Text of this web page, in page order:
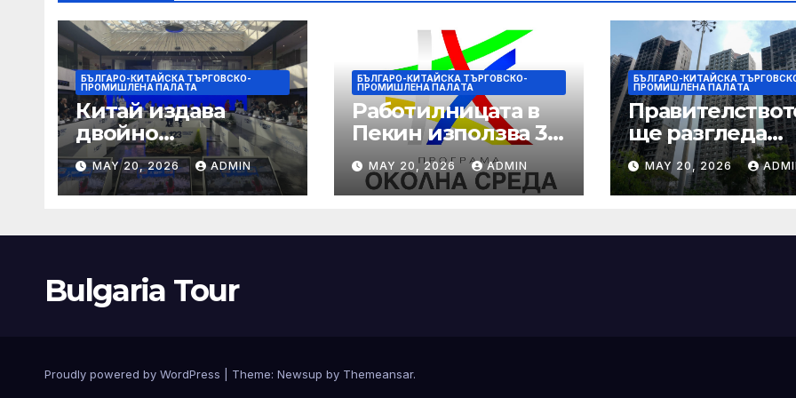
БЪЛГАРО-КИТАЙСКА ТЪРГОВСКО-
ПРОМИШЛЕНА ПАЛAТА
Китай издава
двойно
предупреждение
за силен дъжд и
пясъчни бури
MAY 20, 2026 ADMIN
БЪЛГАРО-КИТАЙСКА ТЪРГОВСКО-
ПРОМИШЛЕНА ПАЛAТА
Работилницата в
Пекин използва 3D
печат, за да даде
възможност на
работниците с
MAY 20, 2026 ADMIN
БЪЛГАРО-КИТАЙСКА
ПРОМИШЛЕНА ПАЛAТА
ще разгледа
претенции на
Wang Fuk
изкупуване:
MAY 20, 2026
Bulgaria Tour
Proudly powered by WordPress Theme: Newsup by Themeansar.